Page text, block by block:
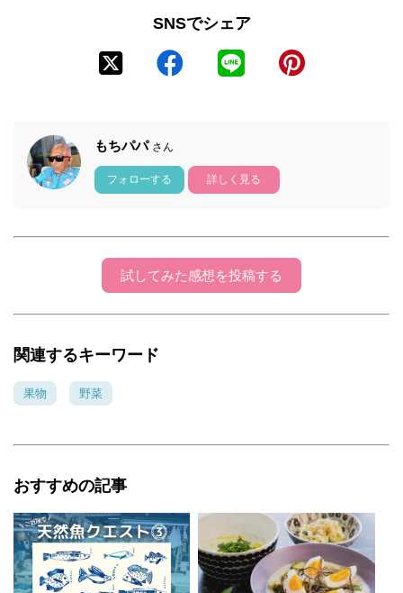
SNSでシェア
もちパパ さん
フォローする 詳しく見る
試してみた感想を投稿する
関連するキーワード
果物 野菜
おすすめの記事